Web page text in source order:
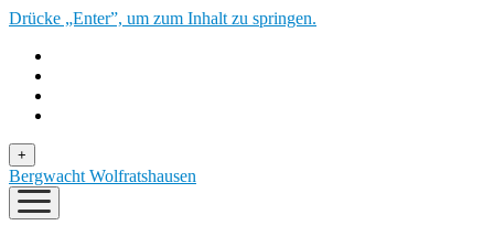
Drücke „Enter”, um zum Inhalt zu springen.
Menü
öffnen
+
Bergwacht Wolfratshausen
Menü
öffnen